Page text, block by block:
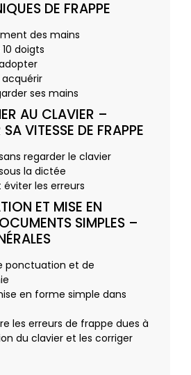
DE FRAPPE
des mains
doigts
acquérir
ses mains
AU CLAVIER –
SA VITESSE DE FRAPPE
regarder le clavier
la dictée
les erreurs
ET MISE EN
SIMPLES –
ponctuation et de
en forme simple dans
les erreurs de frappe dues à
du clavier et les corriger